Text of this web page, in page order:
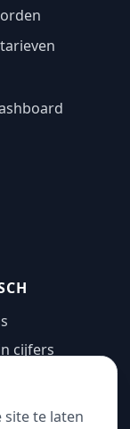
cijfers
site te laten